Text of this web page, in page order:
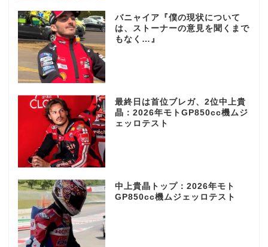
バニャイア『僕の現状について
は、ストーナーの意見を聞くまで
もなく…』
最終日は首位ブレガ、2位中上貴
晶：2026年モトGP850cc機ムジ
ェッロテスト
中上貴晶トップ：2026年モト
GP850cc機ムジェッロテスト